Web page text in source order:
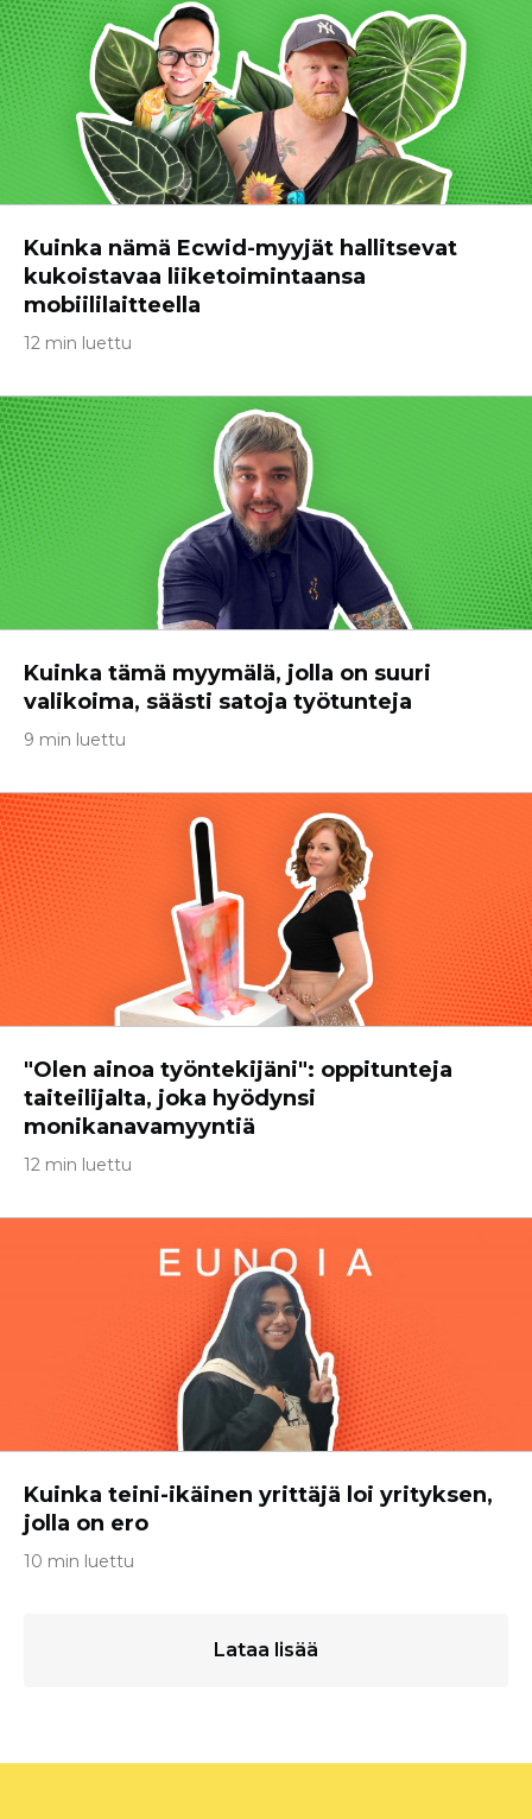
Kuinka nämä Ecwid-myyjät hallitsevat
kukoistavaa liiketoimintaansa
mobiililaitteella
12 min luettu
Kuinka tämä myymälä, jolla on suuri
valikoima, säästi satoja työtunteja
9 min luettu
"Olen ainoa työntekijäni": oppitunteja
taiteilijalta, joka hyödynsi
monikanavamyyntiä
12 min luettu
Kuinka teini-ikäinen yrittäjä loi yrityksen,
jolla on ero
10 min luettu
Lataa lisää